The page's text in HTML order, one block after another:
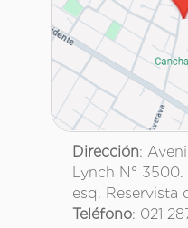
Dirección:
Lynch N° 3500.
esq. Reservista
Teléfono: 021